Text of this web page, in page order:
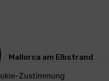
Zustimmung
Mallorca am Elbstrand